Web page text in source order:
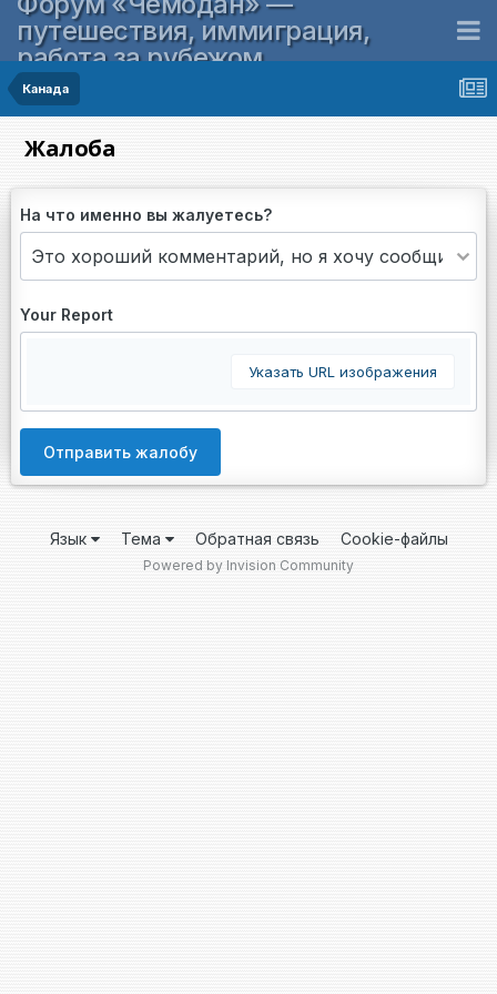
путешествия, иммиграция,
работа за рубежом
Канада
Жалоба
На что именно вы жалуетесь?
Your Report
Указать URL изображения
Отправить жалобу
Язык Тема Обратная связь Cookie-файлы
Powered by Invision Community